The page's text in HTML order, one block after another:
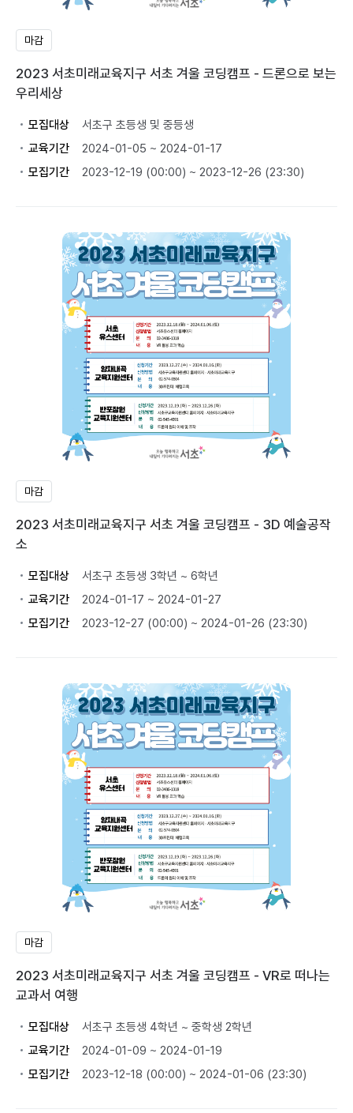
마감
2023 서초미래교육지구 서초 겨울 코딩캠프 - 드론으로 보는
우리세상
모집대상
서초구 초등생 및 중등생
교육기간
2024-01-05 ~ 2024-01-17
모집기간
2023-12-19 (00:00) ~ 2023-12-26 (23:30)
마감
2023 서초미래교육지구 서초 겨울 코딩캠프 - 3D 예술공작
소
모집대상
서초구 초등생 3학년 ~ 6학년
교육기간
2024-01-17 ~ 2024-01-27
모집기간
2023-12-27 (00:00) ~ 2024-01-26 (23:30)
마감
2023 서초미래교육지구 서초 겨울 코딩캠프 - VR로 떠나는
교과서 여행
모집대상
서초구 초등생 4학년 ~ 중학생 2학년
교육기간
2024-01-09 ~ 2024-01-19
모집기간
2023-12-18 (00:00) ~ 2024-01-06 (23:30)